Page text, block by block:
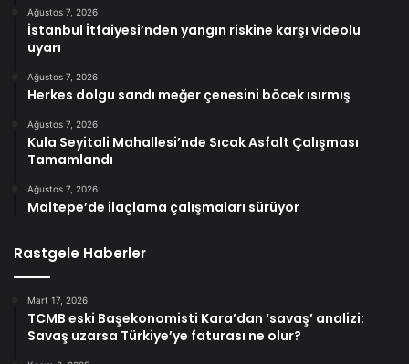
Ağustos 7, 2026
İstanbul İtfaiyesi’nden yangın riskine karşı videolu
uyarı
Ağustos 7, 2026
Herkes dolgu sandı meğer çenesini böcek ısırmış
Ağustos 7, 2026
Kula Seyitali Mahallesi’nde Sıcak Asfalt Çalışması
Tamamlandı
Ağustos 7, 2026
Maltepe’de ilaçlama çalışmaları sürüyor
Rastgele Haberler
Mart 17, 2026
TCMB eski Başekonomisti Kara’dan ‘savaş’ analizi:
Savaş uzarsa Türkiye’ye faturası ne olur?